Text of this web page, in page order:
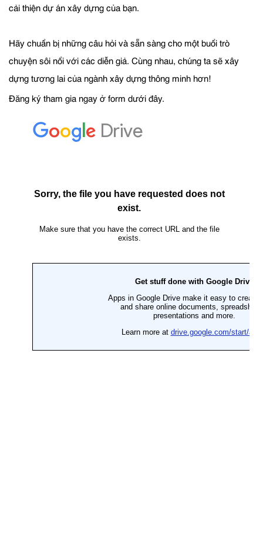
cải thiện dự án xây dựng của bạn.
Hãy chuẩn bị những câu hỏi và sẵn sàng cho một buổi trò
chuyện sôi nổi với các diễn giả. Cùng nhau, chúng ta sẽ xây
dựng tương lai của ngành xây dựng thông minh hơn!
Đăng ký tham gia ngay ở form dưới đây.